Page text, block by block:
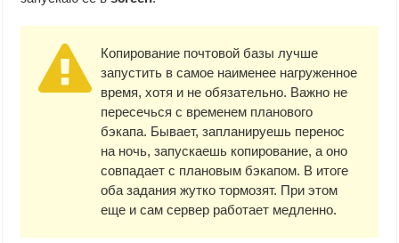
Копирование почтовой базы лучше
запустить в самое наименее нагруженное
время, хотя и не обязательно. Важно не
пересечься с временем планового
бэкапа. Бывает, запланируешь перенос
на ночь, запускаешь копирование, а оно
совпадает с плановым бэкапом. В итоге
оба задания жутко тормозят. При этом
еще и сам сервер работает медленно.